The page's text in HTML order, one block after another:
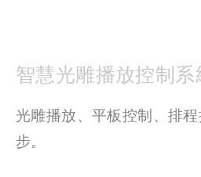
智慧光雕播放控制系
光雕播放、平板控制、排
步。